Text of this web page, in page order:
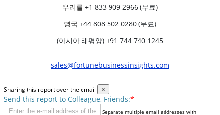
우리를 +1 833 909 2966 (무료)
영국 +44 808 502 0280 (무료)
(아시아 태평양) +91 744 740 1245
sales@fortunebusinessinsights.com
Sharing this report over the email ×
Send this report to Colleague, Friends:*
Separate multiple email addresses with